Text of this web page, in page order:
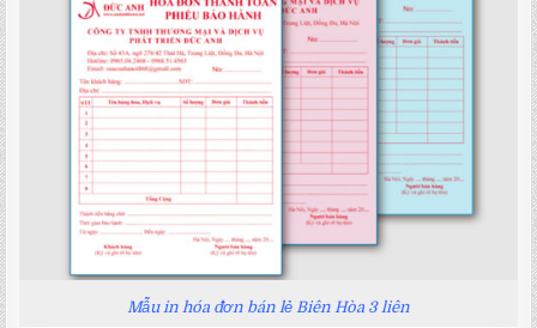
Mẫu in hóa đơn bán lẻ Biên Hòa 3 liên